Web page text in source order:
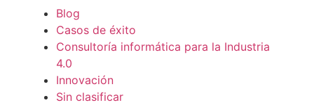
Blog
Casos de éxito
Consultoría informática para la Industria
4.0
Innovación
Sin clasificar